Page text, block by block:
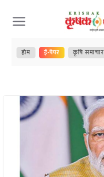
Skip
to
content
होम ई-पेपर कृषि समाचार